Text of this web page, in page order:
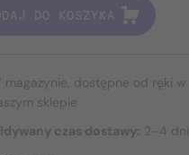
DO KOSZYKA
magazynie, dostępne od ręki w
sklepie
czas dostawy: 2–4 dni